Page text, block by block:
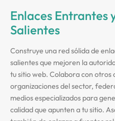
Enlaces Entrantes
Salientes
Construye una red sólida de
salientes que mejoren la
tu sitio web. Colabora con otros
organizaciones del sector,
medios especializados para
calidad que apunten a tu sitio.